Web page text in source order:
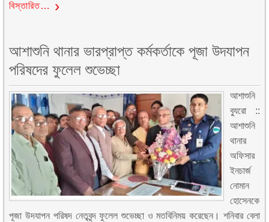
বিস্তারিত…
আশাশুনি থানার ভারপ্রাপ্ত কর্মকর্তাকে পূজা উদযাপন
পরিষদের ফুলেল শুভেচ্ছা
আশাশুনি
ব্যুরো ::
আশাশুনি
থানার
অফিসার
ইনচার্জ
নোমান
হোসেনকে
পূজা উদযাপন পরিষদ নেতৃবৃন্দ ফুলেল শুভেচ্ছা ও মতবিনিময় করেছেন। শনিবার বেলা